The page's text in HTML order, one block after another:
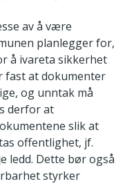
av å være
planlegger for,
å ivareta sikkerhet
fast at dokumenter
og unntak må
derfor at
slik at
offentlighet, jf.
ledd. Dette bør også
styrker